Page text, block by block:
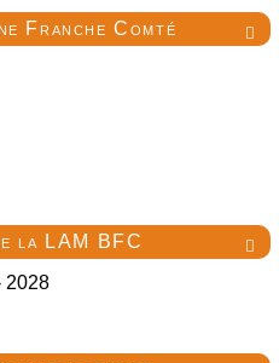

Franche Comté

la LAM BFC
2028